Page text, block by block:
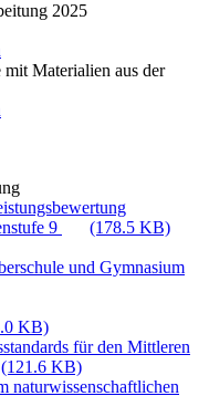
2025
Materialien aus der
9
(178.5 KB)
und Gymnasium
KB)
für den Mittleren
(121.6 KB)
naturwissenschaftlichen